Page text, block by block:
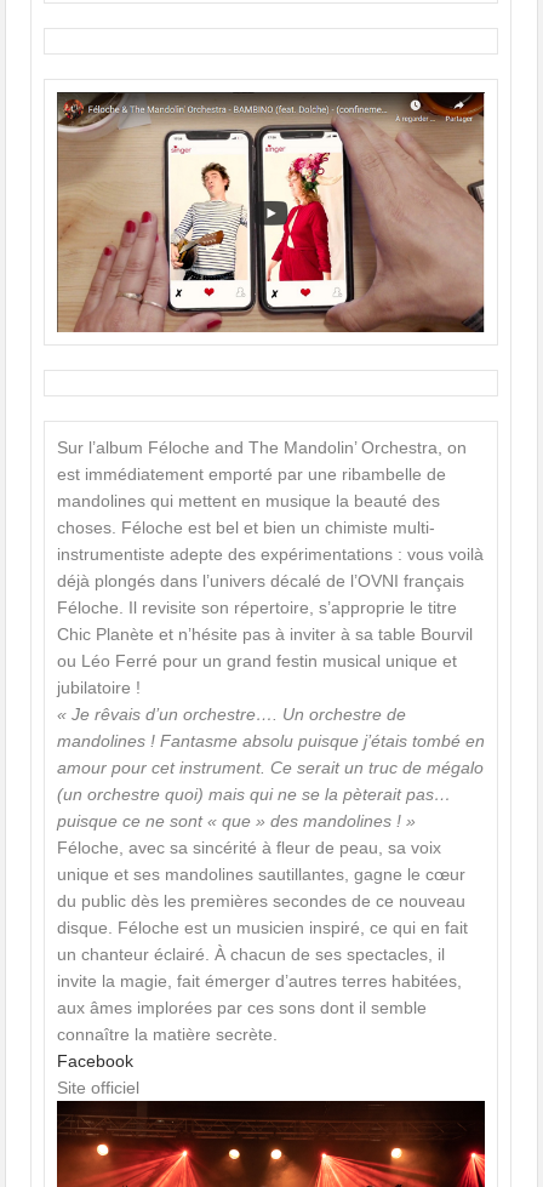
Sur l’album Féloche and The Mandolin’ Orchestra, on
est immédiatement emporté par une ribambelle de
mandolines qui mettent en musique la beauté des
choses. Féloche est bel et bien un chimiste multi-
instrumentiste adepte des expérimentations : vous voilà
déjà plongés dans l’univers décalé de l’OVNI français
Féloche. Il revisite son répertoire, s’approprie le titre
Chic Planète et n’hésite pas à inviter à sa table Bourvil
ou Léo Ferré pour un grand festin musical unique et
jubilatoire !
« Je rêvais d’un orchestre…. Un orchestre de
mandolines ! Fantasme absolu puisque j’étais tombé en
amour pour cet instrument. Ce serait un truc de mégalo
(un orchestre quoi) mais qui ne se la pèterait pas…
puisque ce ne sont « que » des mandolines ! »
Féloche, avec sa sincérité à fleur de peau, sa voix
unique et ses mandolines sautillantes, gagne le cœur
du public dès les premières secondes de ce nouveau
disque. Féloche est un musicien inspiré, ce qui en fait
un chanteur éclairé. À chacun de ses spectacles, il
invite la magie, fait émerger d’autres terres habitées,
aux âmes implorées par ces sons dont il semble
connaître la matière secrète.
Facebook
Site officiel